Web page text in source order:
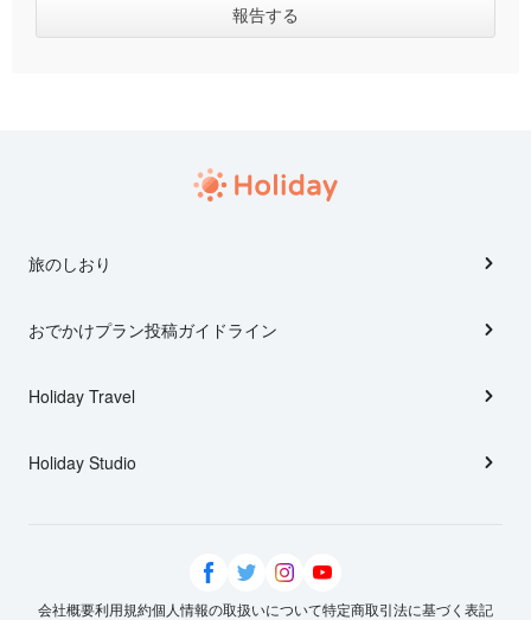
旅のしおり
おでかけプラン投稿ガイドライン
Holiday Travel
Holiday Studio
会社概要利用規約個人情報の取扱いについて特定商取引法に基づく表記